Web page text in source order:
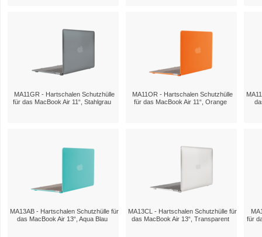
MA11GR - Hartschalen Schutzhülle
für das MacBook Air 11“, Stahlgrau
MA11OR - Hartschalen Schutzhülle
für das MacBook Air 11“, Orange
MA13AB - Hartschalen Schutzhülle für
das MacBook Air 13“, Aqua Blau
MA13CL - Hartschalen Schutzhülle für
das MacBook Air 13“, Transparent
für